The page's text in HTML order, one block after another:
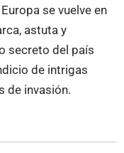
se vuelve en
astuta y
secreto del país
de intrigas
de invasión.